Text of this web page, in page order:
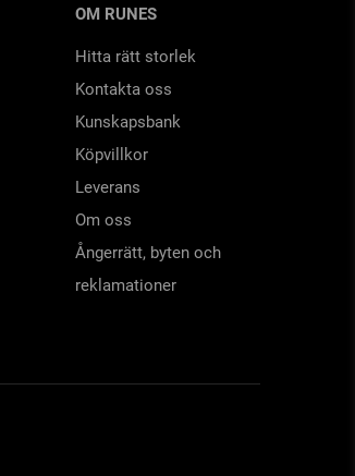
OM RUNES
Hitta rätt storlek
Kontakta oss
Kunskapsbank
Köpvillkor
Leverans
Om oss
Ångerrätt, byten och
reklamationer